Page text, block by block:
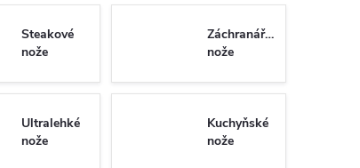
Steakové
nože
Záchranářské
nože
Ultralehké
nože
Kuchyňské
nože